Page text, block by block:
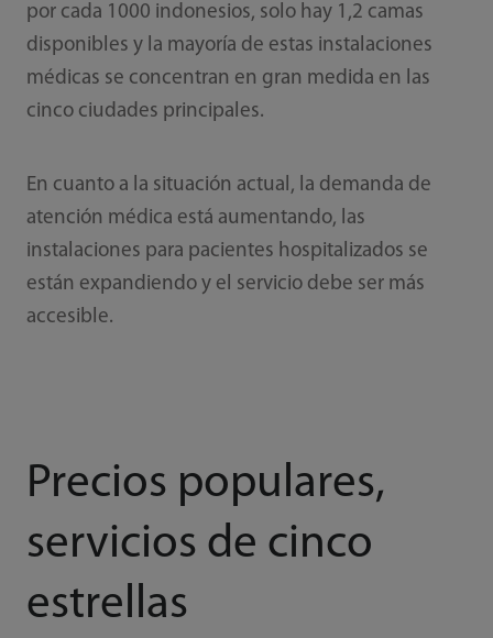
por cada 1000 indonesios, solo hay 1,2 camas
disponibles y la mayoría de estas instalaciones
médicas se concentran en gran medida en las
cinco ciudades principales.
En cuanto a la situación actual, la demanda de
atención médica está aumentando, las
instalaciones para pacientes hospitalizados se
están expandiendo y el servicio debe ser más
accesible.
Precios populares,
servicios de cinco
estrellas